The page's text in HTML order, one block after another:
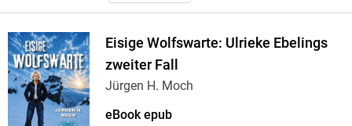
Eisige Wolfswarte: Ulrieke Ebelings
zweiter Fall
Jürgen H. Moch
eBook epub